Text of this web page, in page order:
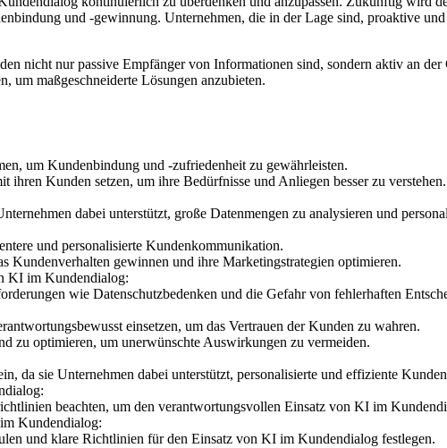
und -gewinnung. Unternehmen, die in der Lage sind, proaktive
nicht nur passive Empfänger von Informationen sind, sondern aktiv an
um maßgeschneiderte Lösungen anzubieten.
um Kundenbindung und -zufriedenheit zu gewährleisten.
ihren Kunden setzen, um ihre Bedürfnisse und Anliegen besser zu verstehen.
dabei unterstützt, große Datenmengen zu analysieren und
und personalisierte Kundenkommunikation.
Kundenverhalten gewinnen und ihre Marketingstrategien optimieren.
KI im Kundendialog:
wie Datenschutzbedenken und die Gefahr von fehlerhaften
einsetzen, um das Vertrauen der Kunden zu wahren.
zu optimieren, um unerwünschte Auswirkungen zu vermeiden.
da sie Unternehmen dabei unterstützt, personalisierte und effiziente
beachten, um den verantwortungsvollen Einsatz von KI im
Kundendialog:
und klare Richtlinien für den Einsatz von KI im Kundendialog festlegen.